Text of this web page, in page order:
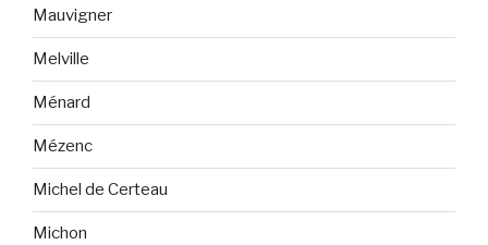
Mauvigner
Melville
Ménard
Mézenc
Michel de Certeau
Michon